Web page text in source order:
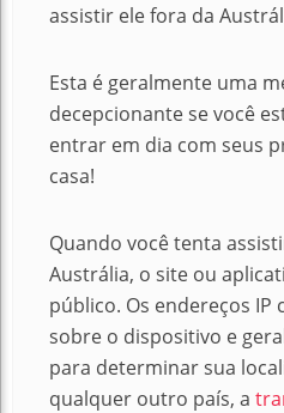
assistir ele fora da
Esta é geralmente uma
decepcionante se você
entrar em dia com seus
casa!
Quando você tenta
Austrália, o site ou
público. Os endereços
sobre o dispositivo e
para determinar sua
qualquer outro país, a